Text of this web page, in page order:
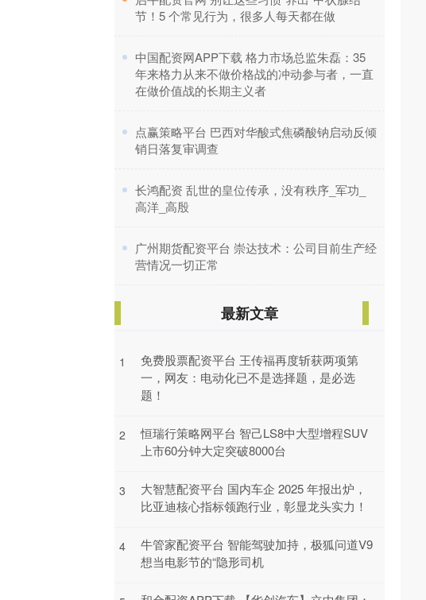
节！5 个常见行为，很多人每天都在做
​中国配资网APP下载 格力市场总监朱磊：35
年来格力从来不做价格战的冲动参与者，一直
在做价值战的长期主义者
​点赢策略平台 巴西对华酸式焦磷酸钠启动反倾
销日落复审调查
​长鸿配资 乱世的皇位传承，没有秩序_军功_
高洋_高殷
​广州期货配资平台 崇达技术：公司目前生产经
营情况一切正常
最新文章
1
免费股票配资平台 王传福再度斩获两项第
一，网友：电动化已不是选择题，是必选
题！
2
恒瑞行策略网平台 智己LS8中大型增程SUV
上市60分钟大定突破8000台
3
大智慧配资平台 国内车企 2025 年报出炉，
比亚迪核心指标领跑行业，彰显龙头实力！
4
牛管家配资平台 智能驾驶加持，极狐问道V9
想当电影节的“隐形司机